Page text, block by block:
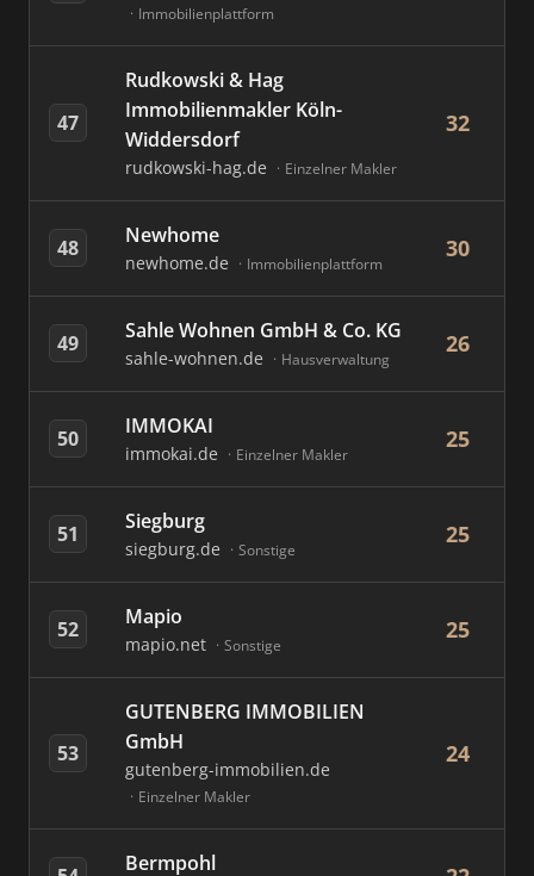
Immobilienplattform
47
Rudkowski & Hag
Immobilienmakler Köln-
Widdersdorf
rudkowski-hag.de Einzelner Makler
32
48 Newhome
newhome.de Immobilienplattform
30
49 Sahle Wohnen GmbH & Co. KG
sahle-wohnen.de Hausverwaltung
26
50 IMMOKAI
immokai.de Einzelner Makler
25
51 Siegburg
siegburg.de Sonstige
25
52 Mapio
mapio.net Sonstige
25
53
GUTENBERG IMMOBILIEN
GmbH
gutenberg-immobilien.de
Einzelner Makler
24
Bermpohl